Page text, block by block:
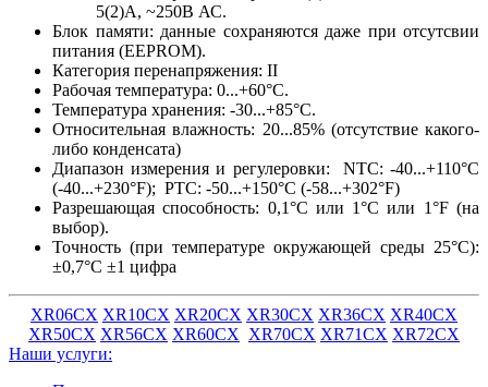
5(2)А, ~250B АС.
Блок памяти: данные сохраняются даже при отсутсвии
питания (EEPROM).
Категория перенапряжения: II
Рабочая температура: 0...+60°C.
Температура хранения: -30...+85°C.
Относительная влажность: 20...85% (отсутствие какого-
либо конденсата)
Диапазон измерения и регулеровки: NTC: -40...+110°C
(-40...+230°F); PTC: -50...+150°C (-58...+302°F)
Разрешающая способность: 0,1°C или 1°C или 1°F (на
выбор).
Точность (при температуре окружающей среды 25°C):
±0,7°C ±1 цифра
XR06CX XR10СХ XR20СХ XR30СХ XR36СХ XR40СХ
XR50СХ XR56СХ XR60СХ XR70СХ XR71СХ XR72СХ
Наши услуги: